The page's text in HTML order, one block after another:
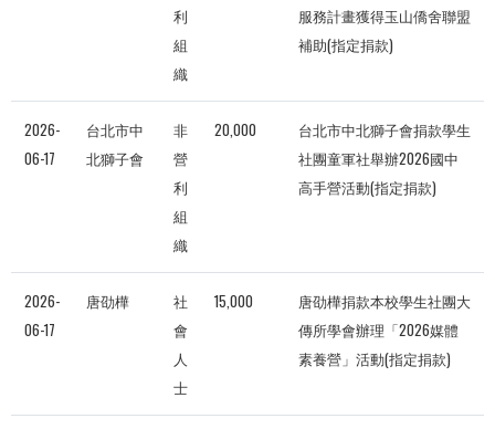
利
組
織
服務計畫獲得玉山僑舍聯盟
補助(指定捐款)
2026-
06-17
台北市中
北獅子會
非
營
利
組
織
20,000
台北市中北獅子會捐款學生
社團童軍社舉辦2026國中
高手營活動(指定捐款)
2026-
06-17
唐劭樺
社
會
人
士
15,000
唐劭樺捐款本校學生社團大
傳所學會辦理「2026媒體
素養營」活動(指定捐款)